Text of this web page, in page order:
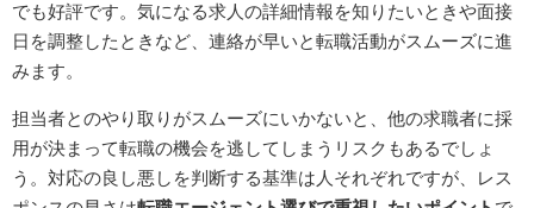
でも好評です。気になる求人の詳細情報を知りたいときや面接
日を調整したときなど、連絡が早いと転職活動がスムーズに進
みます。
担当者とのやり取りがスムーズにいかないと、他の求職者に採
用が決まって転職の機会を逃してしまうリスクもあるでしょ
う。対応の良し悪しを判断する基準は人それぞれですが、レス